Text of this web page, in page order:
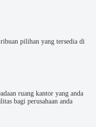
pilihan yang tersedia di
ruang kantor yang anda
bagi perusahaan anda